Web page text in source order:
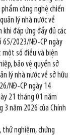
công nghệ chiến
lý nhà nước về
đáp ứng đầy đủ các
65/2023/NĐ-CP ngày
một số điều và biện
bảo vệ quyền sở
lý nhà nước về sở hữu
NĐ-CP ngày 14
21 tháng 01 năm
3 năm 2026 của Chính
nghiệm, chứng